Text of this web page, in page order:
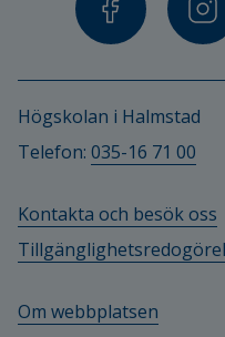
Högskolan i Halmstad
Telefon: 035-16 71 00
Kontakta och besök oss
Om webbplatsen